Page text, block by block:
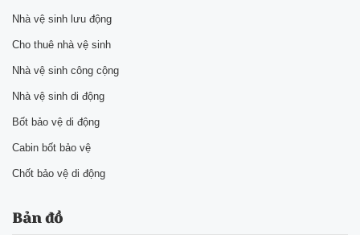
Nhà vệ sinh lưu động
Cho thuê nhà vệ sinh
Nhà vệ sinh công cộng
Nhà vệ sinh di động
Bốt bảo vệ di động
Cabin bốt bảo vệ
Chốt bảo vệ di động
Bản đồ